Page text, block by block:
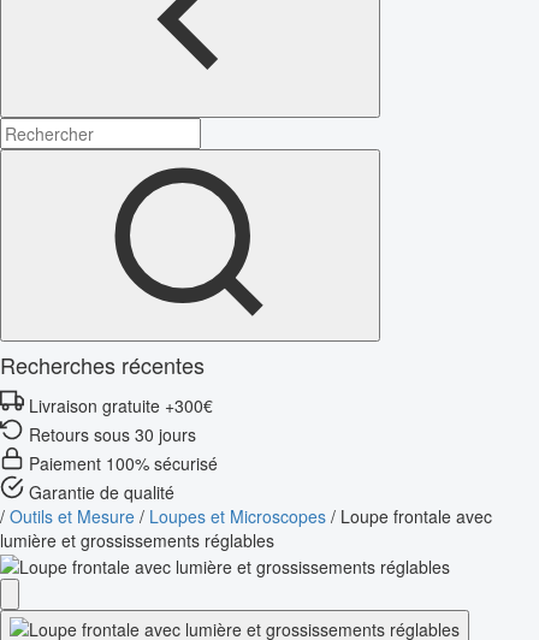
Recherches récentes
Livraison gratuite +300€
Retours sous 30 jours
Paiement 100% sécurisé
Garantie de qualité
/ Outils et Mesure / Loupes et Microscopes / Loupe frontale avec
lumière et grossissements réglables